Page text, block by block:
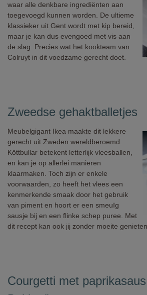
waar alle denkbare ingrediënten aan
toegevoegd kunnen worden. De ultieme
klassieker uit Gent wordt met kip bereid,
maar je kan dus evengoed met vis aan
de slag. Precies wat het kookteam van
Colruyt in dit voedzame gerecht doet.
Zweedse gehaktballetjes
Meubelgigant Ikea maakte dit lekkere
gerecht uit Zweden wereldberoemd.
Köttbullar betekent letterlijk vleesballen,
en kan je op allerlei manieren
klaarmaken. Toch zijn er enkele
voorwaarden, zo heeft het vlees een
kenmerkende smaak door het gebruik
van piment en hoort er een smeuïg
sausje bij en een flinke schep puree. Met
dit recept kan ook jij zonder moeite
Courgetti met